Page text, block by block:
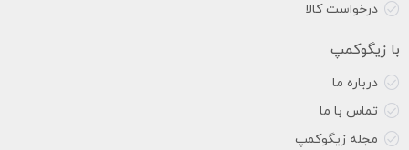
درخواست کالا
با زیگوکمپ
درباره ما
تماس با ما
مجله زیگوکمپ